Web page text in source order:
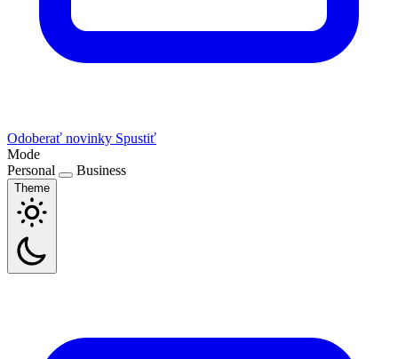
Odoberať novinky Spustiť
Mode
Personal
Business
Theme